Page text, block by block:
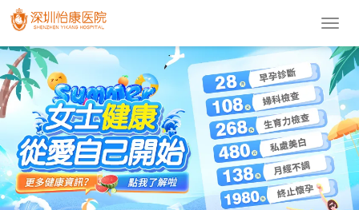
導
菜
單